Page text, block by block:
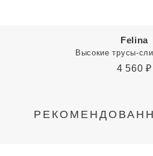
Felina
Высокие трусы-
4 560 ₽